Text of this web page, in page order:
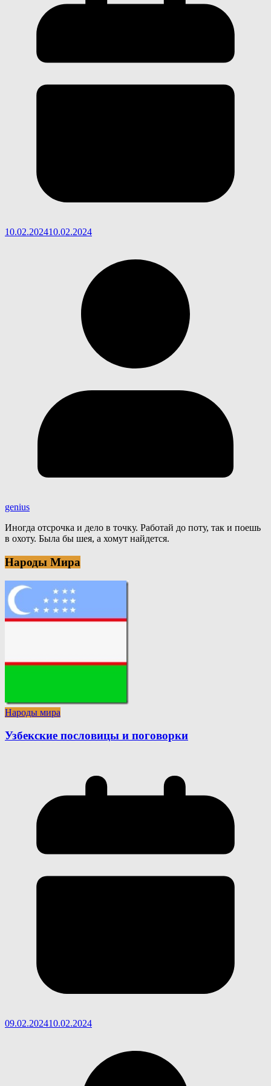
10.02.202410.02.2024
genius
Иногда отсрочка и дело в точку. Работай до поту, так и поешь
в охоту. Была бы шея, а хомут найдется.
Народы Мира
Народы мира
Узбекские пословицы и поговорки
09.02.202410.02.2024